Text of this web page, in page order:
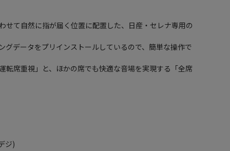
せて自然に指が届く位置に配置した、日産・セレナ専用の
グデータをプリインストールしているので、簡単な操作で
転席重視」と、ほかの席でも快適な音場を実現する「全席
ジ)